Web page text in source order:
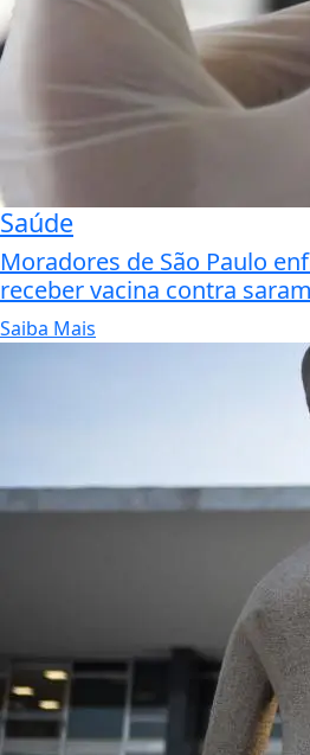
Saúde
Moradores de São Paulo
receber vacina contra
Saiba Mais